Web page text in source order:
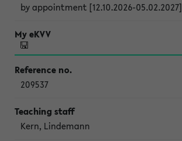
by appointment [12.10.2026-05.02.2027]
209537
Kern, Lindemann